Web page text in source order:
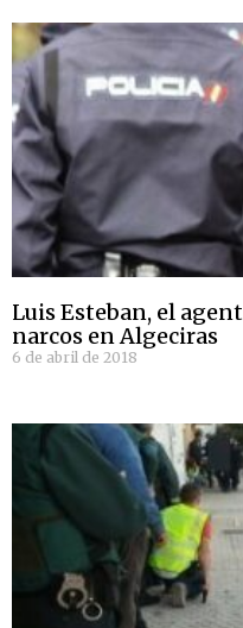
Luis Esteban, el
narcos en Algeciras
6 de abril de 2018